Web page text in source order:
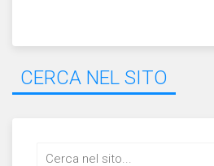
CERCA NEL SITO
Search